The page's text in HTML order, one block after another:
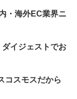
・海外EC業界ニ
イジェストでお
コスモスだから